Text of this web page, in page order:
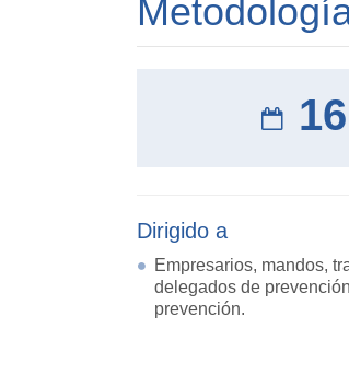
16
Dirigido a
Empresarios, mandos,
delegados de
prevención.